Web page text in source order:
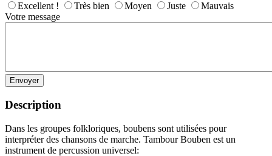
Excellent !
Très bien Moyen Juste
Mauvais
Votre message
Envoyer
Description
Dans les groupes folkloriques, boubens sont utilisées pour
interpréter des chansons de marche. Tambour Bouben est un
instrument de percussion universel: